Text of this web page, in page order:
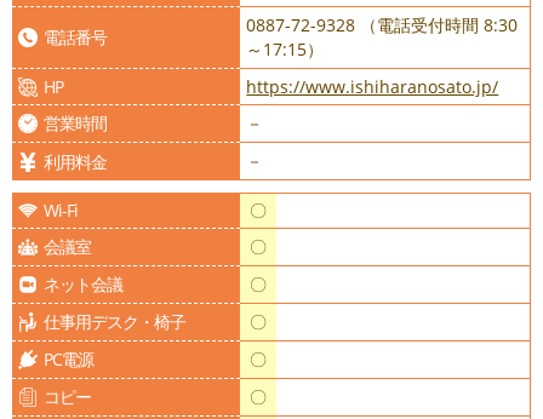
電話番号
0887-72-9328 （電話受付時間 8:30
～17:15）
HP
https://www.ishiharanosato.jp/
営業時間
－
利用料金
－
Wi-Fi
〇
会議室
〇
ネット会議
〇
仕事用デスク・椅子
〇
PC電源
〇
コピー
〇